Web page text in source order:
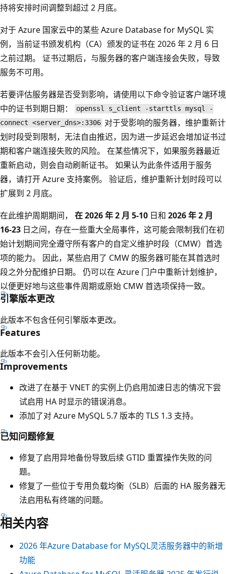
持将安排时间调整到超过 2 月底。
对于 Azure 国家云中的某些 Azure Database for MySQL 实
例，当前证书颁发机构（CA）颁发的证书在 2026 年 2 月 6 日
之前过期。 证书过期后，与服务器的客户端连接会失败，导致
服务不可用。
若要评估服务器是否受到影响，请使用以下命令验证客户端环境
中的证书到期日期：
openssl s_client -starttls mysql -
connect <server_dns>:3306 对于受影响的服务器，维护重新计
划时段受到限制，无法自由推迟，因为进一步延迟会增加证书过
期和客户端连接失败的风险。 在某些情况下，如果服务器最近
重新启动，则会自动刷新证书。 如果认为此条件适用于服务
器，请打开 Azure 支持案例。 验证后，维护重新计划时段可以
扩展到 2 月底。
在此维护周期期间， 在 2026 年 2 月 5-10 日和 2026 年 2 月
16-23 日之间，存在一些重大全局事件，这可能会限制我们在初
始计划期间完全遵守所有客户的自定义维护时段（CMW）首选
项的能力。 因此，某些启用了 CMW 的服务器可能在其首选时
段之外分配维护日期。 仍可以在 Azure 门户中重新计划维护，
以便更好地与这些事件周期或原始 CMW 首选项保持一致。
引擎版本更改
此版本不包含任何引擎版本更改。
Features
此版本不会引入任何新功能。
Improvements
改进了在基于 VNET 的实例上仍启用加速日志的情况下尝
试启用 HA 时显示的错误消息。
添加了对 Azure MySQL 5.7 版本的 TLS 1.3 支持。
已知问题修复
修复了启用异地备份导致后续 GTID 重置操作失败的问
题。
修复了一些位于专用负载均衡（SLB）后面的 HA 服务器无
法启用私有终端的问题。
相关内容
2026 年Azure Database for MySQL灵活服务器中的新增
功能